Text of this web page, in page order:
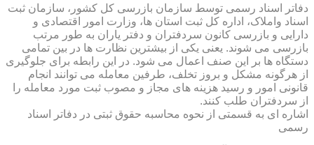
دفاتر اسناد رسمی توسط سازمان بازرسی کل کشور، سازمان ثبت
اسناد واملاک، اداره کل ثبت استان ها، وزارت امور اقتصادی و
دارایی و بازرسی کانون سردفتران و دفتر یاران به طور مرتب
بازرسی می شوند. یعنی یکی از بیشترین نظارت ها در بین تمامی
دستگاه ها بر این صنف اعمال می شود. در این رابطه برای جلوگیری
از هرگونه مشکل و بروز تخلف، طرفین معامله می توانند انجام
قانونی امور و رسید هزینه های مجاز و مصوب ثبت مورد معامله را
از سردفتران طلب کنند.
اشاره ای به قسمتی از نحوه محاسبه حقوق ثبتی در دفاتر اسناد
رسمی